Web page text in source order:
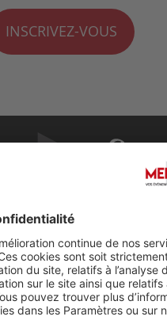
INSCRIVEZ-VOUS
À propos de MedflixS®
Aide
Contact
Mentions légales